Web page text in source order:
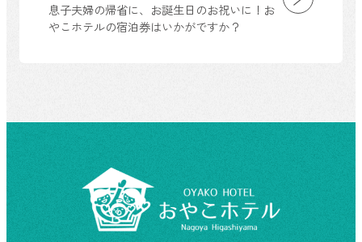
息子夫婦の帰省に、お誕生日のお祝いに！お
やこホテルの宿泊券はいかがですか？